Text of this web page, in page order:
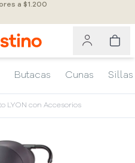
a $1.200
Butacas Cunas Sillas
LYON con Accesorios